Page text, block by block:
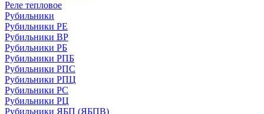
Реле тепловое
Рубильники
Рубильники РЕ
Рубильники ВР
Рубильники РБ
Рубильники РПБ
Рубильники РПС
Рубильники РПЦ
Рубильники РС
Рубильники РЦ
Рубильники ЯБП (ЯБПВ)